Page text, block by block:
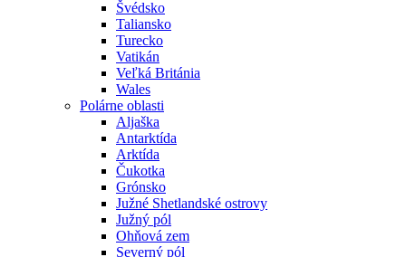
Švédsko
Taliansko
Turecko
Vatikán
Veľká Británia
Wales
Polárne oblasti
Aljaška
Antarktída
Arktída
Čukotka
Grónsko
Južné Shetlandské ostrovy
Južný pól
Ohňová zem
Severný pól